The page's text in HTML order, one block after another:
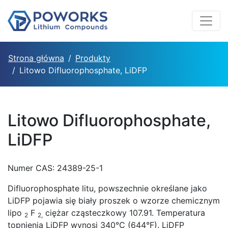
Strona główna
Produkty
Litowo Difluorophosphate, LiDFP
Litowo Difluorophosphate,
LiDFP
Numer CAS: 24389-25-1
Difluorophosphate litu, powszechnie określane jako
LiDFP pojawia się biały proszek o wzorze chemicznym
lipo 2 F 2, ciężar cząsteczkowy 107.91. Temperatura
topnienia LiDFP wynosi 340°C (644°F). LiDFP